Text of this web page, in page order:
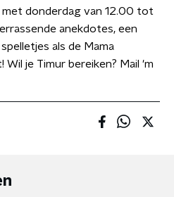
donderdag van 12.00 tot
anekdotes, een
als de Mama
je Timur bereiken? Mail 'm